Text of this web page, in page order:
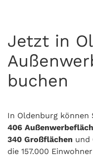
Jetzt in
buchen
In Oldenburg können
406
340 Großflächen und
die 157.000